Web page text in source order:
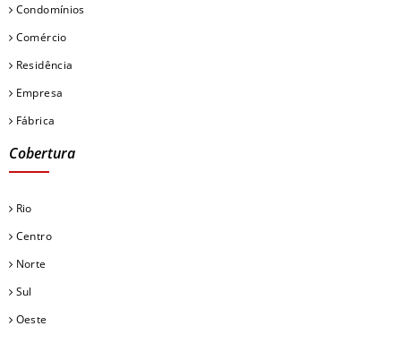
Condomínios
Comércio
Residência
Empresa
Fábrica
Cobertura
Rio
Centro
Norte
Sul
Oeste